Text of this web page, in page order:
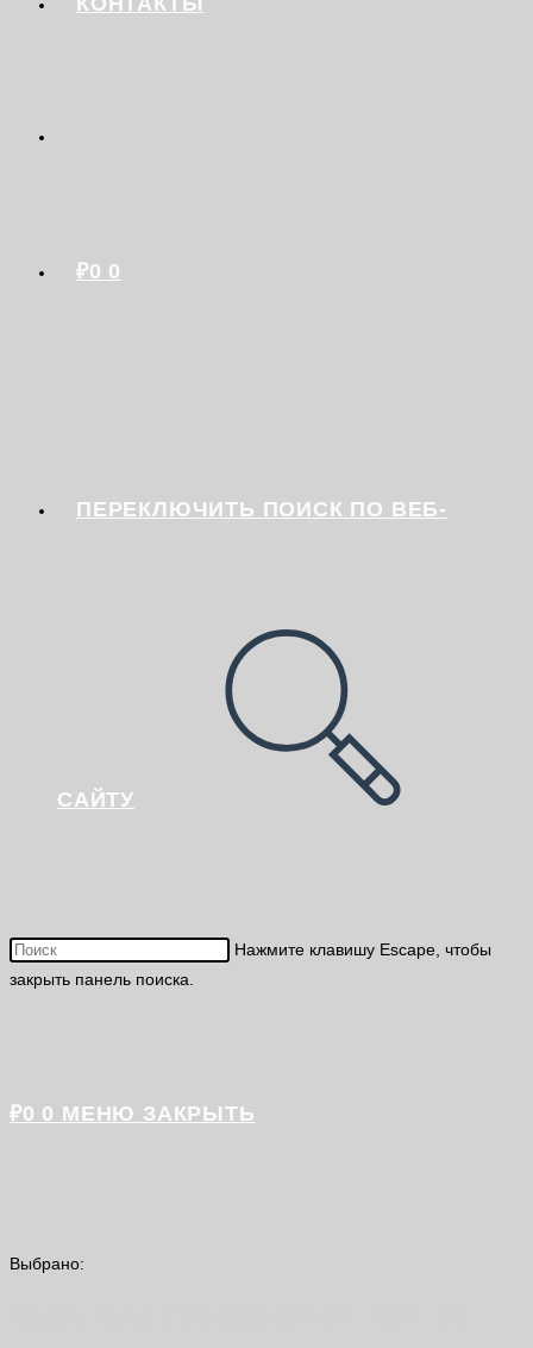
₽0 0
ПЕРЕКЛЮЧИТЬ ПОИСК ПО ВЕБ-
САЙТУ
Нажмите клавишу Escape, чтобы
закрыть панель поиска.
₽0 0 МЕНЮ ЗАКРЫТЬ
Выбрано: